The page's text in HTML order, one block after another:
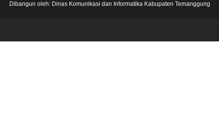
Dibangun oleh: Dinas Komunikasi dan Informatika Kabupaten Temanggung